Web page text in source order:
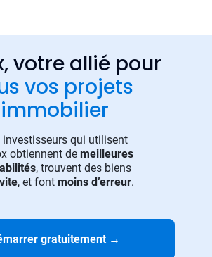
votre allié pour
vos projets
immobilier
investisseurs qui utilisent
obtiennent de meilleures
, trouvent des biens
, et font moins d’erreur.
gratuitement →